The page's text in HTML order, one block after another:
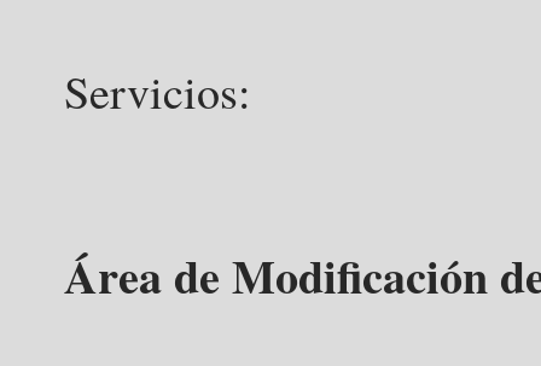
Servicios:
Área de Modificación